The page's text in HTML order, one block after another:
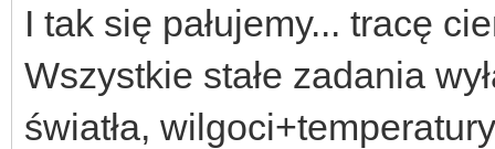
I tak się pałujemy... tracę
Wszystkie stałe zadania
światła,